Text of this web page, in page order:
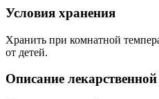
Условия хранения
Хранить при комнатной
от детей.
Описание